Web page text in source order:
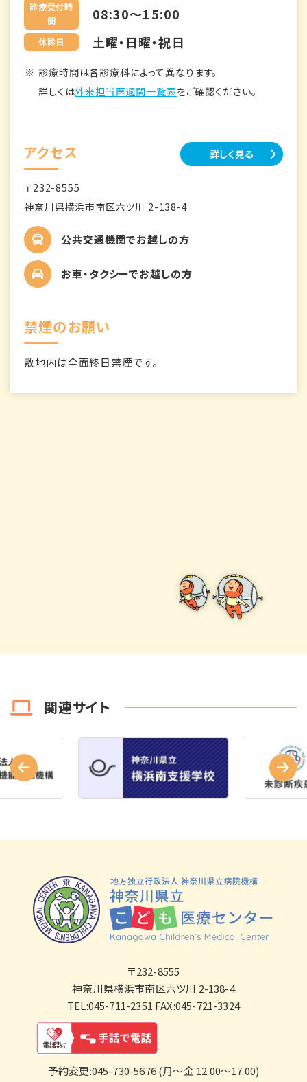
診療受付時
間
08:30～15:00
休診日 土曜・日曜・祝日
診療時間は各診療科によって異なります。
詳しくは外来担当医週間一覧表をご確認ください。
アクセス 詳しく見る
〒232-8555
神奈川県横浜市南区六ツ川 2-138-4
公共交通機関でお越しの方
お車・タクシーでお越しの方
禁煙のお願い
敷地内は全面終日禁煙です。
関連サイト
〒232-8555
神奈川県横浜市南区六ツ川 2-138-4
TEL:045-711-2351 FAX:045-721-3324
予約変更:045-730-5676 (月～金 12:00～17:00)